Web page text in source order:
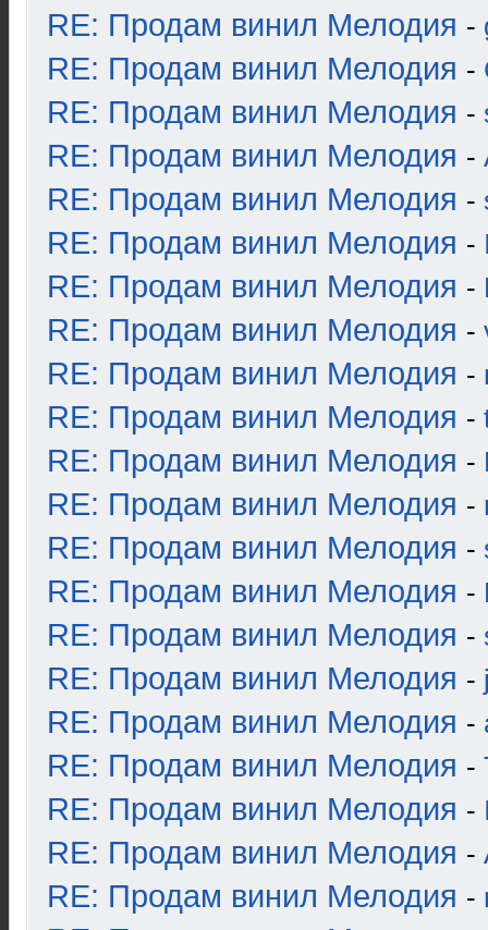
RE: Продам винил Мелодия -
RE: Продам винил Мелодия -
RE: Продам винил Мелодия -
RE: Продам винил Мелодия -
RE: Продам винил Мелодия -
RE: Продам винил Мелодия -
RE: Продам винил Мелодия -
RE: Продам винил Мелодия -
RE: Продам винил Мелодия -
RE: Продам винил Мелодия -
RE: Продам винил Мелодия -
RE: Продам винил Мелодия -
RE: Продам винил Мелодия -
RE: Продам винил Мелодия -
RE: Продам винил Мелодия -
RE: Продам винил Мелодия -
RE: Продам винил Мелодия -
RE: Продам винил Мелодия -
RE: Продам винил Мелодия -
RE: Продам винил Мелодия -
RE: Продам винил Мелодия -